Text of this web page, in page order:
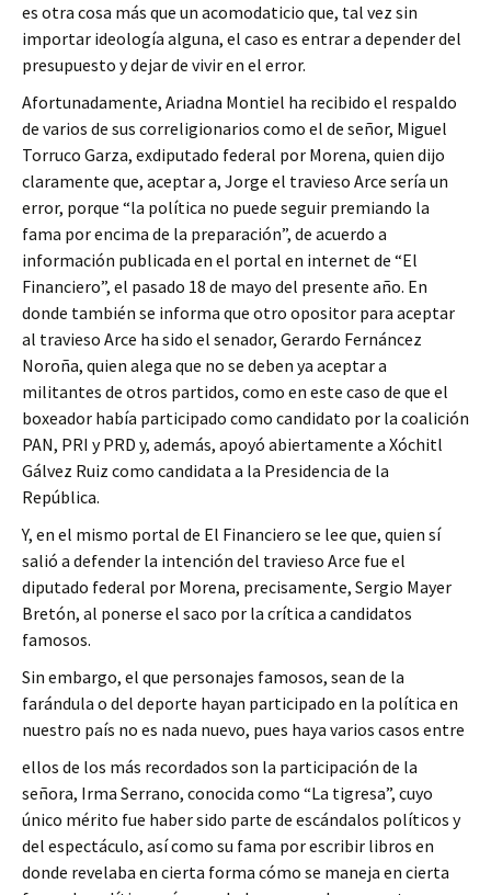
es otra cosa más que un acomodaticio que, tal vez sin
importar ideología alguna, el caso es entrar a depender del
presupuesto y dejar de vivir en el error.
Afortunadamente, Ariadna Montiel ha recibido el respaldo
de varios de sus correligionarios como el de señor, Miguel
Torruco Garza, exdiputado federal por Morena, quien dijo
claramente que, aceptar a, Jorge el travieso Arce sería un
error, porque “la política no puede seguir premiando la
fama por encima de la preparación”, de acuerdo a
información publicada en el portal en internet de “El
Financiero”, el pasado 18 de mayo del presente año. En
donde también se informa que otro opositor para aceptar
al travieso Arce ha sido el senador, Gerardo Fernáncez
Noroña, quien alega que no se deben ya aceptar a
militantes de otros partidos, como en este caso de que el
boxeador había participado como candidato por la coalición
PAN, PRI y PRD y, además, apoyó abiertamente a Xóchitl
Gálvez Ruiz como candidata a la Presidencia de la
República.
Y, en el mismo portal de El Financiero se lee que, quien sí
salió a defender la intención del travieso Arce fue el
diputado federal por Morena, precisamente, Sergio Mayer
Bretón, al ponerse el saco por la crítica a candidatos
famosos.
Sin embargo, el que personajes famosos, sean de la
farándula o del deporte hayan participado en la política en
nuestro país no es nada nuevo, pues haya varios casos entre
ellos de los más recordados son la participación de la
señora, Irma Serrano, conocida como “La tigresa”, cuyo
único mérito fue haber sido parte de escándalos políticos y
del espectáculo, así como su fama por escribir libros en
donde revelaba en cierta forma cómo se maneja en cierta